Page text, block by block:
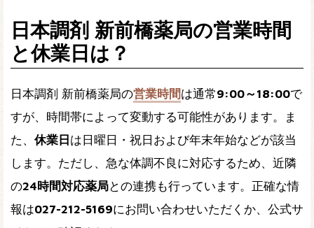
日本調剤 新前橋薬局の営業時間
と休業日は？
日本調剤 新前橋薬局の営業時間は通常9:00～18:00で
すが、時間帯によって変動する可能性があります。ま
た、 休業日は日曜日・祝日および年末年始などが該当
します。ただし、急な体調不良に対応するため、近隣
の24時間対応薬局との連携も行っています。正確な情
報は027-212-5169にお問い合わせいただくか、公式サ